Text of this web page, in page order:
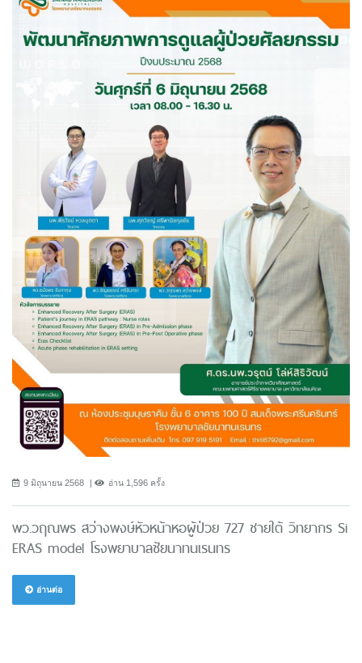
9 มิถุนายน 2568 อ่าน 1,596 ครั้ง
พว.วฤณพร สว่างพงษ์หัวหน้าหอผู้ป่วย 727 ชายใต้ วิทยากร Si
ERAS model โรงพยาบาลชัยนาทนเรนทร
อ่านต่อ